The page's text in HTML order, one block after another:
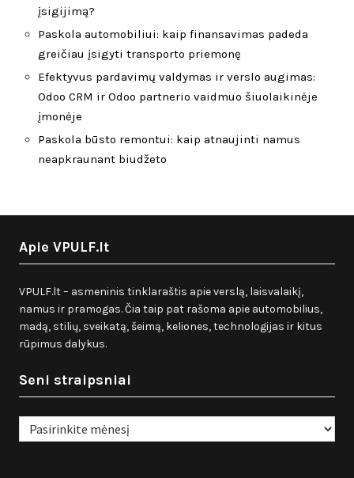
įsigijimą?
Paskola automobiliui: kaip finansavimas padeda
greičiau įsigyti transporto priemonę
Efektyvus pardavimų valdymas ir verslo augimas:
Odoo CRM ir Odoo partnerio vaidmuo šiuolaikinėje
įmonėje
Paskola būsto remontui: kaip atnaujinti namus
neapkraunant biudžeto
Apie VPULF.lt
VPULF.lt – asmeninis tinklaraštis apie verslą, laisvalaikį,
namus ir pramogas. Čia taip pat rašoma apie automobilius,
madą, stilių, sveikatą, šeimą, keliones, technologijas ir kitus
rūpimus dalykus.
Seni straipsniai
Seni
straipsniai